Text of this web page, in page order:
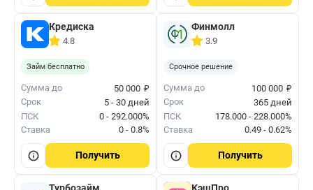
Кредиска
4.8
Займ бесплатно
Сумма до 50 000 ₽
Срок
5 - 30 дней
ПСК
0 - 292.000%
Ставка
0 - 0.8%
Получить
Финмолл
3.9
Срочное решение
Сумма до 100 000 ₽
Срок
365 дней
ПСК
178.000 - 228.000%
Ставка
0.49 - 0.62%
Получить